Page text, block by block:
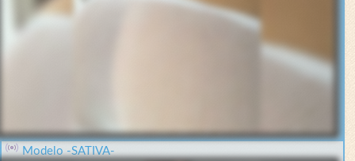
Modelo -SATIVA-